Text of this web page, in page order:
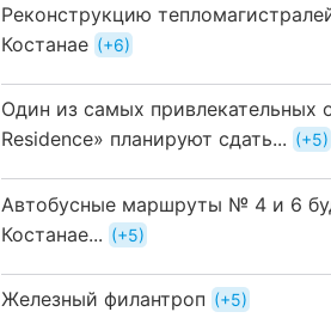
Реконструкцию
Костанае
+6
Один из самых привлекательных
Residence» планируют сдать...
+5
Автобусные маршруты № 4 и 6
Костанае...
+5
Железный филантроп +5